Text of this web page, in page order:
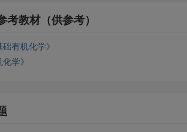
考教材（供参考）
有机化学》
学》